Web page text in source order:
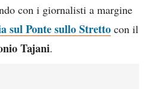
con i giornalisti a margine
sul Ponte sullo Stretto con il
Tajani.